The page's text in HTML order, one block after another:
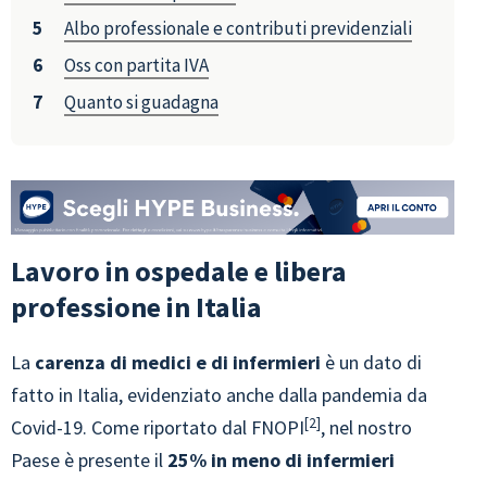
Albo professionale e contributi previdenziali
Oss con partita IVA
Quanto si guadagna
Lavoro in ospedale e libera
professione in Italia
La carenza di medici e di infermieri è un dato di
fatto in Italia, evidenziato anche dalla pandemia da
Covid-19. Come riportato dal FNOPI 2 , nel nostro
Paese è presente il 25% in meno di infermieri